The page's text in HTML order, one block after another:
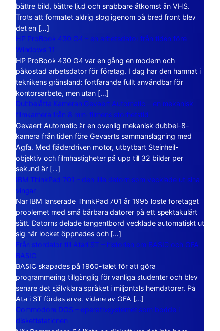
bättre bild, bättre ljud och snabbare åtkomst än VHS.
Trots att formatet aldrig slog igenom på bred front blev
det en […]
HP ProBook 430 G4 – en arbetsdator från tiden före
Windows 11
HP ProBook 430 G4 var en gång en modern och
påkostad arbetsdator för företag. I dag har den hamnat i
teknikens gränsland: fortfarande fullt användbar för
kontorsarbete, men utan […]
Dubbelåtta Kameran Gevaert Automatic – en mekanisk
filmkamera från 8 mm-filmens storhetstid
Gevaert Automatic är en ovanlig mekanisk dubbel-8-
kamera från tiden före Gevaerts sammanslagning med
Agfa. Med fjäderdriven motor, utbytbart Steinheil-
objektiv och filmhastigheter på upp till 32 bilder per
sekund är […]
IBM ThinkPad 701 – den lilla datorn som vecklade ut sina
vingar
När IBM lanserade ThinkPad 701 år 1995 löste företaget
problemet med små bärbara datorer på ett spektakulärt
sätt. Datorns delade tangentbord vecklade automatiskt ut
sig när locket öppnades och […]
Från stordator till Atari ST – historien om BASIC och GFA
BASIC
BASIC skapades på 1960-talet för att göra
programmering tillgänglig för vanliga studenter och blev
senare det självklara språket i miljontals hemdatorer. På
Atari ST fördes arvet vidare av GFA […]
Commodore DOS – operativsystemet som bodde i
diskettstationen